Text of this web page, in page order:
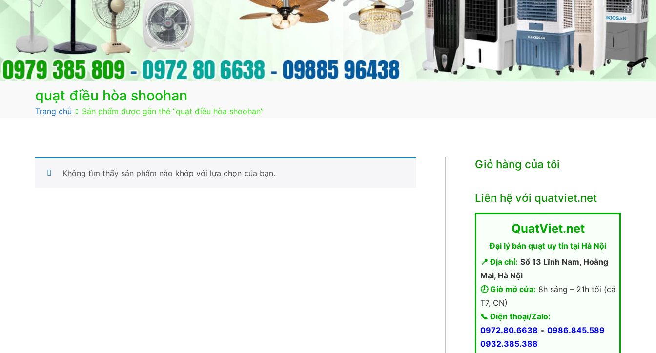
quạt điều hòa shoohan
Trang chủ Sản phẩm được gắn thẻ “quạt điều hòa shoohan”
Không tìm thấy sản phẩm nào khớp với lựa chọn của bạn.
Giỏ hàng của tôi
Liên hệ với quatviet.net
QuatViet.net
Đại lý bán quạt uy tín tại Hà Nội
📍 Địa chỉ: Số 13 Lĩnh Nam, Hoàng
Mai, Hà Nội
🕗 Giờ mở cửa: 8h sáng – 21h tối (cả
T7, CN)
📞 Điện thoại/Zalo:
0972.80.6638 • 0986.845.589
0932.385.388